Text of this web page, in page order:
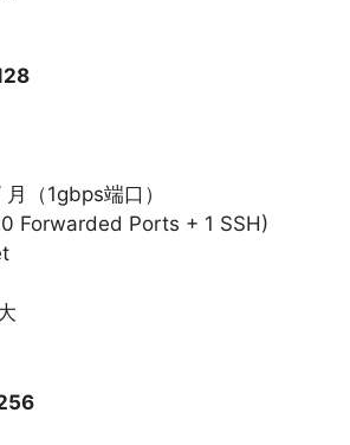
（1gbps端口）
Forwarded Ports + 1 SSH)